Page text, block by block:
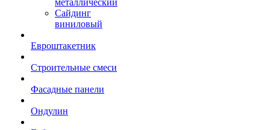
металлический
Сайдинг
виниловый
Евроштакетник
Строительные смеси
Фасадные панели
Ондулин